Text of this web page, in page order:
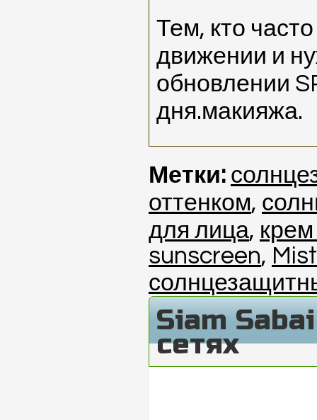
Тем, кто
движении и
обновлении
дня.макияжа.
Метки:
оттенком,
для лица,
sunscreen,
Siam
сетях